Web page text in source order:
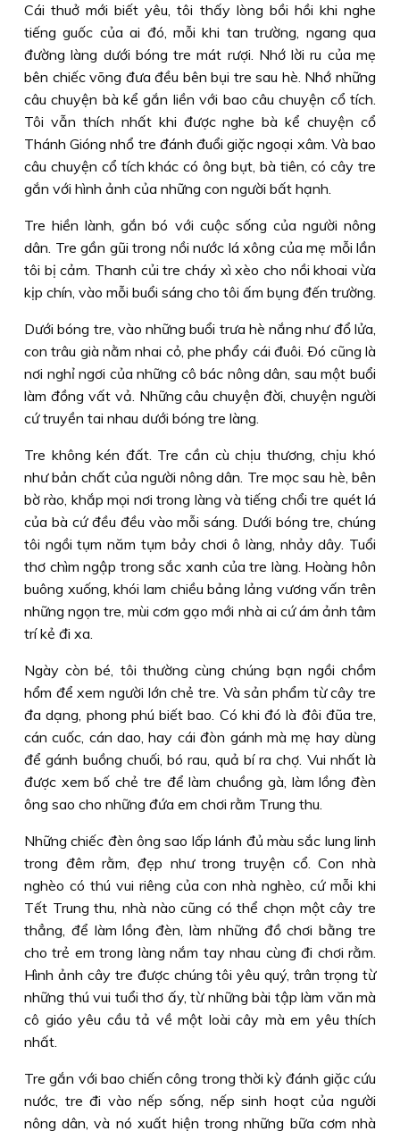
Cái thuở mới biết yêu, tôi thấy lòng bồi hồi khi nghe
tiếng guốc của ai đó, mỗi khi tan trường, ngang qua
đường làng dưới bóng tre mát rượi. Nhớ lời ru của mẹ
bên chiếc võng đưa đều bên bụi tre sau hè. Nhớ những
câu chuyện bà kể gắn liền với bao câu chuyện cổ tích.
Tôi vẫn thích nhất khi được nghe bà kể chuyện cổ
Thánh Gióng nhổ tre đánh đuổi giặc ngoại xâm. Và bao
câu chuyện cổ tích khác có ông bụt, bà tiên, có cây tre
gắn với hình ảnh của những con người bất hạnh.
Tre hiền lành, gắn bó với cuộc sống của người nông
dân. Tre gần gũi trong nồi nước lá xông của mẹ mỗi lần
tôi bị cảm. Thanh củi tre cháy xì xèo cho nồi khoai vừa
kịp chín, vào mỗi buổi sáng cho tôi ấm bụng đến trường.
Dưới bóng tre, vào những buổi trưa hè nắng như đổ lửa,
con trâu già nằm nhai cỏ, phe phẩy cái đuôi. Ðó cũng là
nơi nghỉ ngơi của những cô bác nông dân, sau một buổi
làm đồng vất vả. Những câu chuyện đời, chuyện người
cứ truyền tai nhau dưới bóng tre làng.
Tre không kén đất. Tre cần cù chịu thương, chịu khó
như bản chất của người nông dân. Tre mọc sau hè, bên
bờ rào, khắp mọi nơi trong làng và tiếng chổi tre quét lá
của bà cứ đều đều vào mỗi sáng. Dưới bóng tre, chúng
tôi ngồi tụm năm tụm bảy chơi ô làng, nhảy dây. Tuổi
thơ chìm ngập trong sắc xanh của tre làng. Hoàng hôn
buông xuống, khói lam chiều bảng lảng vương vấn trên
những ngọn tre, mùi cơm gạo mới nhà ai cứ ám ảnh tâm
trí kẻ đi xa.
Ngày còn bé, tôi thường cùng chúng bạn ngồi chồm
hổm để xem người lớn chẻ tre. Và sản phẩm từ cây tre
đa dạng, phong phú biết bao. Có khi đó là đôi đũa tre,
cán cuốc, cán dao, hay cái đòn gánh mà mẹ hay dùng
để gánh buồng chuối, bó rau, quả bí ra chợ. Vui nhất là
được xem bố chẻ tre để làm chuồng gà, làm lồng đèn
ông sao cho những đứa em chơi rằm Trung thu.
Những chiếc đèn ông sao lấp lánh đủ màu sắc lung linh
trong đêm rằm, đẹp như trong truyện cổ. Con nhà
nghèo có thú vui riêng của con nhà nghèo, cứ mỗi khi
Tết Trung thu, nhà nào cũng có thể chọn một cây tre
thẳng, để làm lồng đèn, làm những đồ chơi bằng tre
cho trẻ em trong làng nắm tay nhau cùng đi chơi rằm.
Hình ảnh cây tre được chúng tôi yêu quý, trân trọng từ
những thú vui tuổi thơ ấy, từ những bài tập làm văn mà
cô giáo yêu cầu tả về một loài cây mà em yêu thích
nhất.
Tre gắn với bao chiến công trong thời kỳ đánh giặc cứu
nước, tre đi vào nếp sống, nếp sinh hoạt của người
nông dân, và nó xuất hiện trong những bữa cơm nhà